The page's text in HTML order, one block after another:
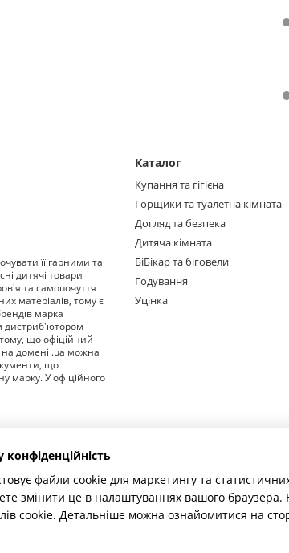
її гарними та
дитячі товари
та самопочуття
матеріалів, тому є
марка
дистриб'ютором
що офіційний
на домені .ua можна
що
марку. У офіційного
Каталог
Купання та гігієна
Горщики та туалетна кімната
Догляд та безпека
Дитяча кімната
БіБікар та біговели
Годування
Уцінка
файли cookie для маркетингу та
змінити це в налаштуваннях вашого браузера.
cookie. Детальніше можна ознайомитися на